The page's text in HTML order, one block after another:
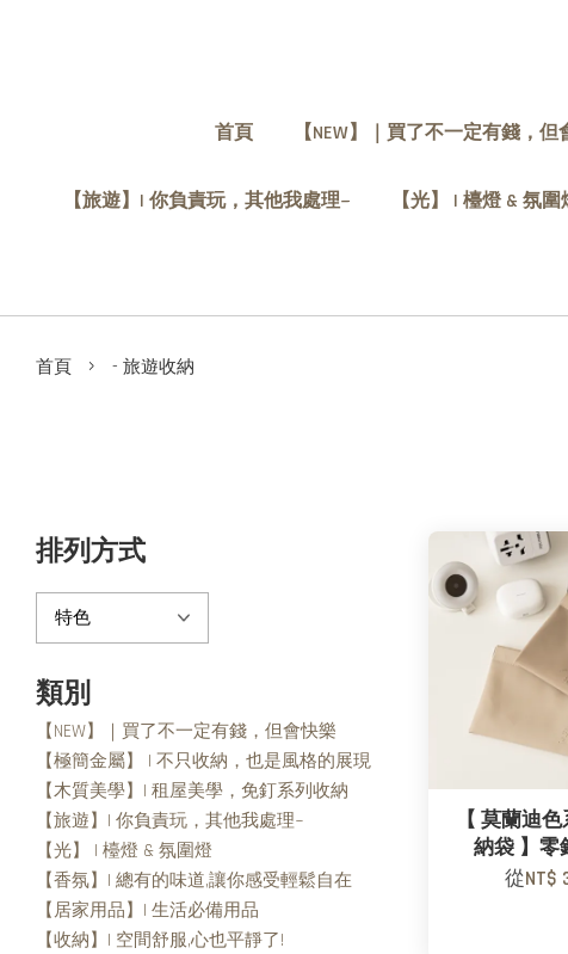
首頁 【NEW】｜買了不一定有錢，但
【旅遊】| 你負責玩，其他我處理~ 【光】 | 檯燈 & 氛圍
首頁 › - 旅遊收納
排列方式
類別
【NEW】｜買了不一定有錢，但會快樂
【極簡金屬】 | 不只收納，也是風格的展現
【木質美學】| 租屋美學，免釘系列收納
【旅遊】| 你負責玩，其他我處理~
【光】 | 檯燈 & 氛圍燈
【香氛】| 總有的味道,讓你感受輕鬆自在
【居家用品】| 生活必備用品
【收納】| 空間舒服,心也平靜了!
【 莫蘭迪
納袋 】零
從NT$